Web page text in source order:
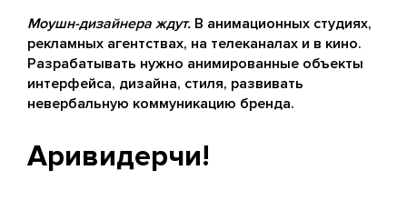
Моушн-дизайнера ждут. В анимационных студиях,
рекламных агентствах, на телеканалах и в кино.
Разрабатывать нужно анимированные объекты
интерфейса, дизайна, стиля, развивать
невербальную коммуникацию бренда.
Аривидерчи!